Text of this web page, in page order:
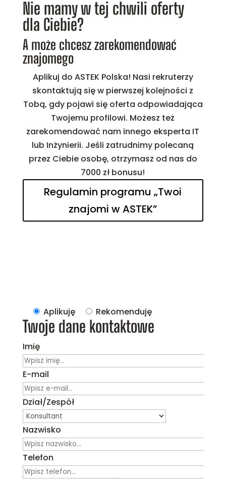
Nie mamy w tej chwili oferty
dla Ciebie?
A może chcesz zarekomendować
znajomego
Aplikuj do ASTEK Polska! Nasi rekruterzy
skontaktują się w pierwszej kolejności z
Tobą, gdy pojawi się oferta odpowiadająca
Twojemu profilowi. Możesz też
zarekomendować nam innego eksperta IT
lub Inżynierii. Jeśli zatrudnimy polecaną
przez Ciebie osobę, otrzymasz od nas do
7000 zł bonusu!
Regulamin programu „Twoi
znajomi w ASTEK”
Aplikuję Rekomenduję
Twoje dane kontaktowe
Imię
E-mail
Dział/Zespół
Nazwisko
Telefon